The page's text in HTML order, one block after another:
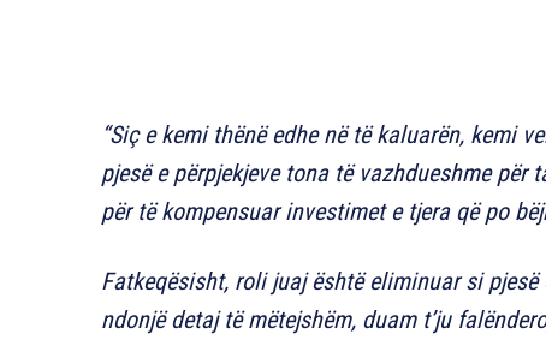
“Siç e kemi thënë edhe në të kaluarën, kemi
pjesë e përpjekjeve tona të vazhdueshme për
për të kompensuar investimet e tjera që po
Fatkeqësisht, roli juaj është eliminuar si
ndonjë detaj të mëtejshëm, duam t’ju